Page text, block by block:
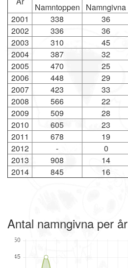
Namntoppen
Namngivna
2001
338
36
2002
336
36
2003
310
45
2004
387
32
2005
470
25
2006
448
29
2007
423
33
2008
566
22
2009
509
28
2010
605
23
2011
678
19
2012
-
0
2013
908
14
2014
845 16
Antal namngivna per år